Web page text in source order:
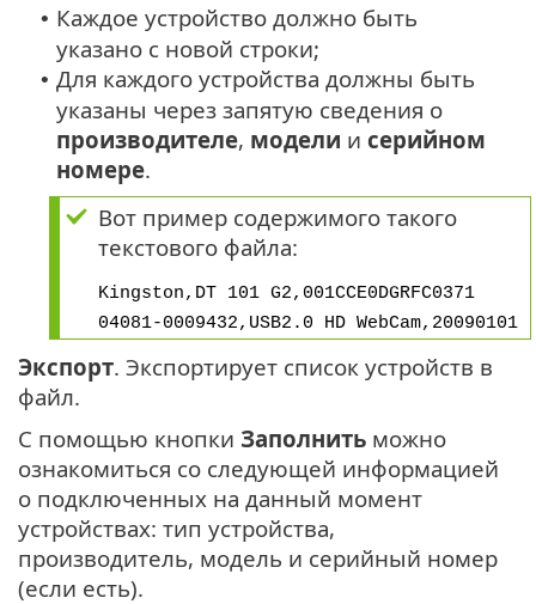
• Каждое устройство должно быть
указано с новой строки;
• Для каждого устройства должны быть
указаны через запятую сведения о
производителе, модели и серийном
номере.
Вот пример содержимого такого
текстового файла:
Kingston,DT 101 G2,001CCE0DGRFC0371
04081-0009432,USB2.0 HD WebCam,20090101
Экспорт. Экспортирует список устройств в
файл.
С помощью кнопки Заполнить можно
ознакомиться со следующей информацией
о подключенных на данный момент
устройствах: тип устройства,
производитель, модель и серийный номер
(если есть).